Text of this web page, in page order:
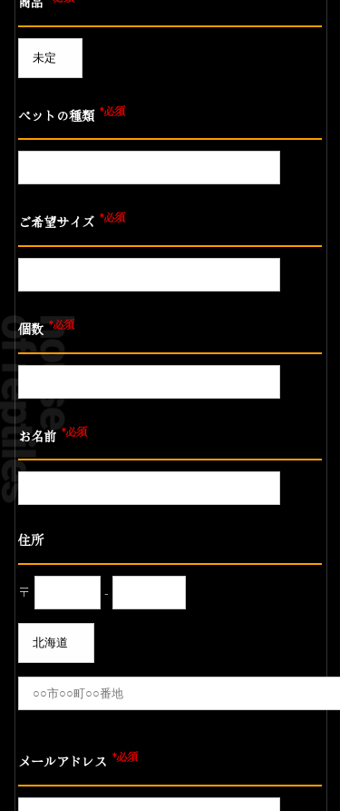
ペットの種類 *必須
ご希望サイズ *必須
個数 *必須
お名前 *必須
住所
〒 -
メールアドレス *必須